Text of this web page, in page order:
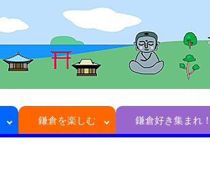
鎌倉を楽しむ 鎌倉好き集まれ！